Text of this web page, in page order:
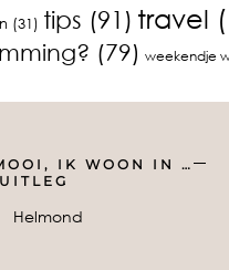
(31) tips (91) travel
(79) weekendje
IK WOON IN …
UITLEG